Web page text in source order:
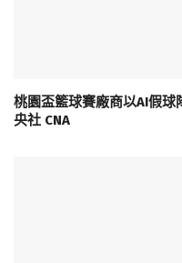
桃園盃籃球賽廠商以AI假
央社 CNA